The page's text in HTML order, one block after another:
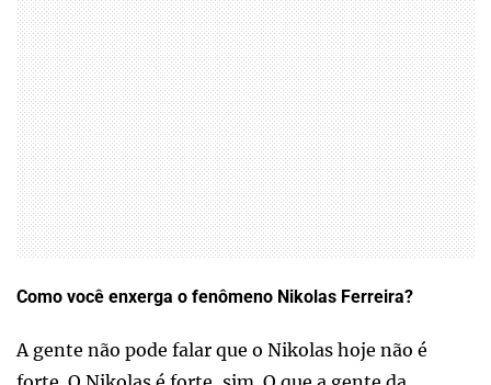
Como você enxerga o fenômeno Nikolas Ferreira?
A gente não pode falar que o Nikolas hoje não é